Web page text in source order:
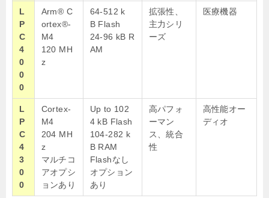
L
P
C
4
0
0
0
Arm® C
ortex®-
M4
120 MH
z
64-512 k
B Flash
24-96 kB R
AM
拡張性、
主力シリ
ーズ
医療機器
L
P
C
4
3
0
0
Cortex-
M4
204 MH
z
マルチコ
アオプシ
ョンあり
Up to 102
4 kB Flash
104-282 k
B RAM
Flashなし
オプション
あり
高パフォ
ーマン
ス、統合
性
高性能オー
ディオ